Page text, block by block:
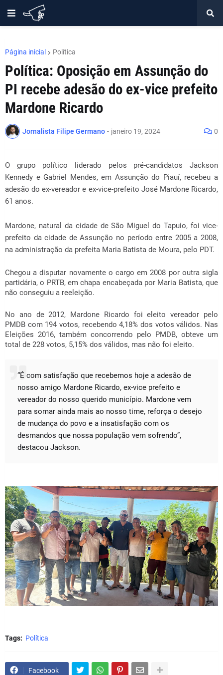
Página inicial Política
Política: Oposição em Assunção do
PI recebe adesão do ex-vice prefeito
Mardone Ricardo
Jornalista Filipe Germano - janeiro 19, 2024 0
O grupo político liderado pelos pré-candidatos Jackson
Kennedy e Gabriel Mendes, em Assunção do Piauí, recebeu a
adesão do ex-vereador e ex-vice-prefeito José Mardone Ricardo,
61 anos.
Mardone, natural da cidade de São Miguel do Tapuio, foi vice-
prefeito da cidade de Assunção no período entre 2005 a 2008,
na administração da prefeita Maria Batista de Moura, pelo PDT.
Chegou a disputar novamente o cargo em 2008 por outra sigla
partidária, o PRTB, em chapa encabeçada por Maria Batista, que
não conseguiu a reeleição.
No ano de 2012, Mardone Ricardo foi eleito vereador pelo
PMDB com 194 votos, recebendo 4,18% dos votos válidos. Nas
Eleições 2016, também concorrendo pelo PMDB, obteve um
total de 228 votos, 5,15% dos válidos, mas não foi eleito.
“É com satisfação que recebemos hoje a adesão de
nosso amigo Mardone Ricardo, ex-vice prefeito e
vereador do nosso querido município. Mardone vem
para somar ainda mais ao nosso time, reforça o desejo
de mudança do povo e a insatisfação com os
desmandos que nossa população vem sofrendo”,
destacou Jackson.
Tags: Política
Facebook